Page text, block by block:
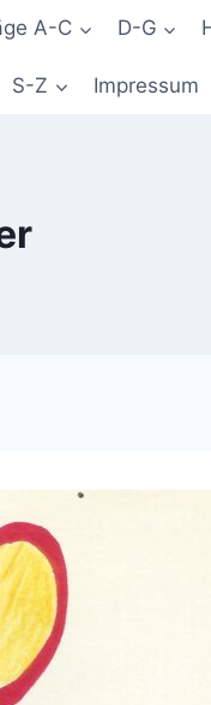
A-C D-G
S-Z Impressum